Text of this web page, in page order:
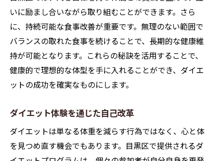
ダイエット進捗のモニタリング法
目黒区での継続的なダイエットの工夫
効率的な目標達成のためのステップ
ダイエット成功への道を目黒区で見つける
目黒区でのダイエット成功者のストーリー
成功への鍵となる心構えと準備
目黒区のサポートネットワークの活用法
目黒区でダイエット目標を達成する秘訣
実際の成功体験から学ぶダイエット術
いに励まし合いながら取り組むことができます。さら
に、持続可能な食事改善が重要です。無理のない範囲で
バランスの取れた食事を続けることで、長期的な健康維
持が可能となります。これらの秘訣を活用することで、
健康的で理想的な体型を手に入れることができ、ダイエ
ットの成功を確実なものにします。
ダイエット体験を通じた自己改革
ダイエットは単なる体重を減らす行為ではなく、心と体
を見つめ直す機会でもあります。目黒区で提供されるダ